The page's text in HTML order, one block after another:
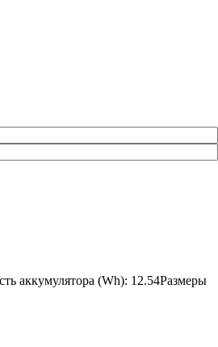
аккумулятора (Wh): 12.54Размеры